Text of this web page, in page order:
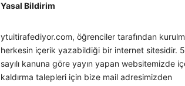
Yasal Bildirim
ytuitirafediyor.com, öğrenciler tarafından
herkesin içerik yazabildiği bir internet sitesidir.
sayılı kanuna göre yayın yapan websitemizde
kaldırma talepleri için bize mail adresimizden